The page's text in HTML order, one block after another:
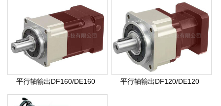
平行轴输出DF160/DE160 平行轴输出DF120/DE120